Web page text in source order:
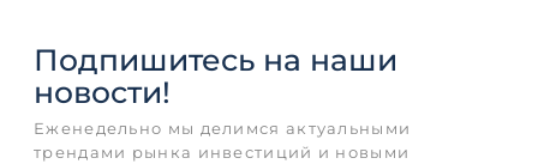
Подпишитесь на наши
новости!
Еженедельно мы делимся актуальными
трендами рынка инвестиций и новыми